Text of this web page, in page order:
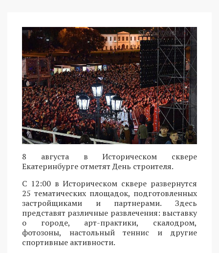
8 августа в Историческом сквере
Екатеринбурге отметят День строителя.
С 12:00 в Историческом сквере развернутся
25 тематических площадок, подготовленных
застройщиками и партнерами. Здесь
представят различные развлечения: выставку
о городе, арт-практики, скалодром,
фотозоны, настольный теннис и другие
спортивные активности.